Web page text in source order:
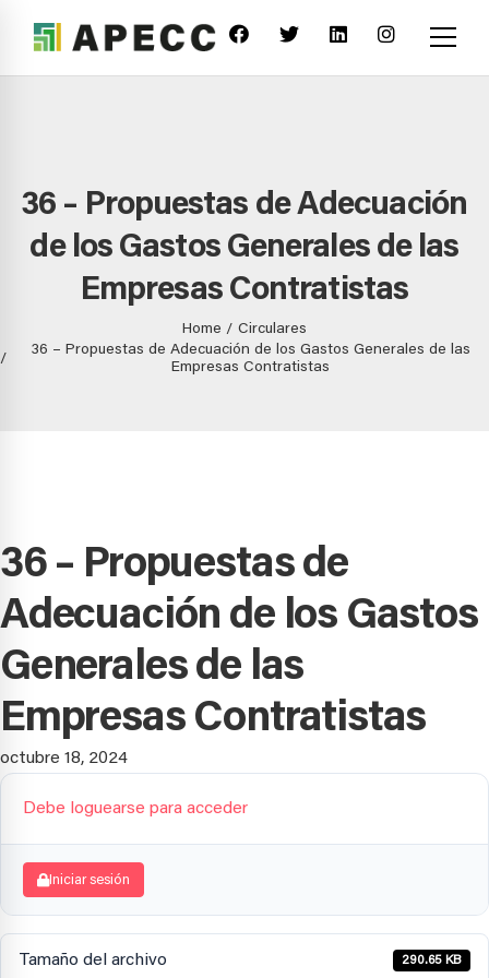
36 – Propuestas de Adecuación
de los Gastos Generales de las
Empresas Contratistas
Home
Circulares
36 – Propuestas de Adecuación de los Gastos Generales de las
Empresas Contratistas
36 – Propuestas de
Adecuación de los Gastos
Generales de las
Empresas Contratistas
octubre 18, 2024
Debe loguearse para acceder
Iniciar sesión
Tamaño del archivo 290.65 KB